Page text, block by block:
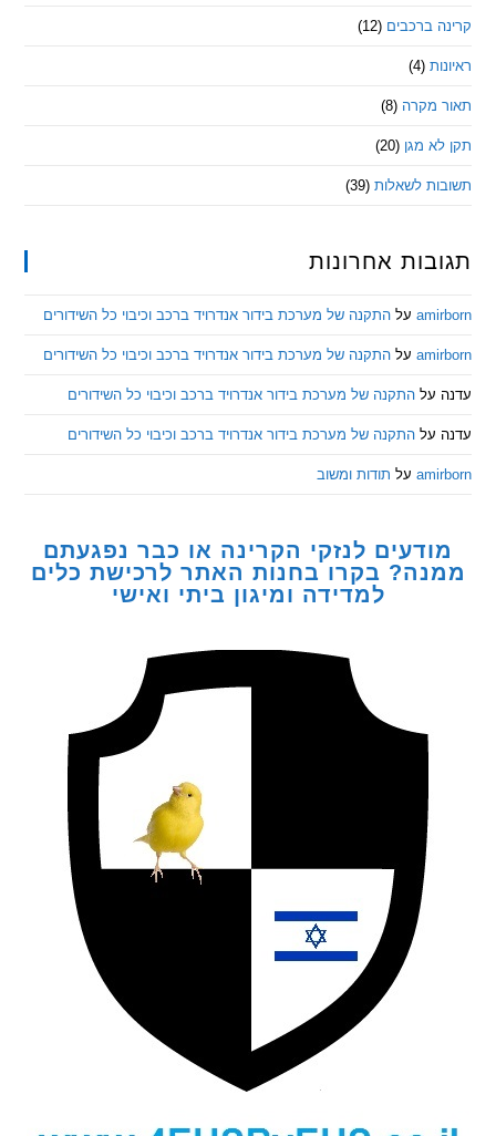
ברכבים (12)
(8)
מגן (20)
לשאלות (39)
אחרונות
עלהתקנה של מערכת בידור אנדרויד ברכב וכיבוי כל השידורים
עלהתקנה של מערכת בידור אנדרויד ברכב וכיבוי כל השידורים
התקנה של מערכת בידור אנדרויד ברכב וכיבוי כל השידורים
התקנה של מערכת בידור אנדרויד ברכב וכיבוי כל השידורים
עלתודות ומשוב
לנזקי הקרינה או כבר נפגעתם
בקרו בחנות האתר לרכישת כלים
למדידה ומיגון ביתי ואישי